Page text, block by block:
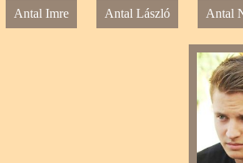
Antal Imre Antal László Antal